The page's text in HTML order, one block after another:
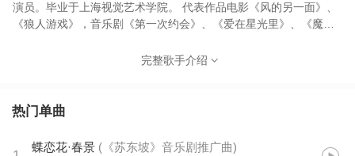
演员。毕业于上海视觉艺术学院。 代表作品电影《风的另一面》、
《狼人游戏》，音乐剧《第一次约会》、《爱在星光里》、《魔女
完整歌手介绍
热门单曲
蝶恋花·春景 ( 《苏东坡》音乐剧推广曲)